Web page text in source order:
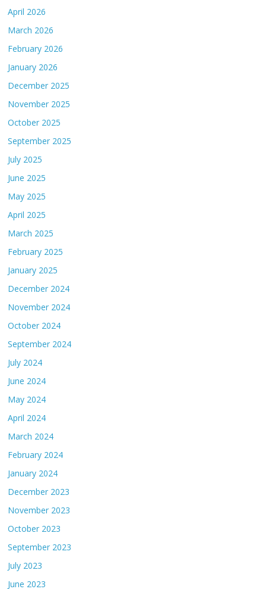
April 2026
March 2026
February 2026
January 2026
December 2025
November 2025
October 2025
September 2025
July 2025
June 2025
May 2025
April 2025
March 2025
February 2025
January 2025
December 2024
November 2024
October 2024
September 2024
July 2024
June 2024
May 2024
April 2024
March 2024
February 2024
January 2024
December 2023
November 2023
October 2023
September 2023
July 2023
June 2023